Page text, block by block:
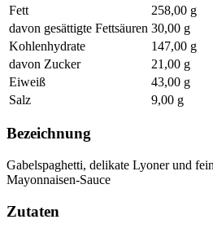
Fett
258,00 g
davon gesättigte Fettsäuren 30,00 g
Kohlenhydrate
147,00 g
davon Zucker
21,00 g
Eiweiß
43,00 g
Salz
9,00 g
Bezeichnung
Gabelspaghetti, delikate Lyoner und
Mayonnaisen-Sauce
Zutaten